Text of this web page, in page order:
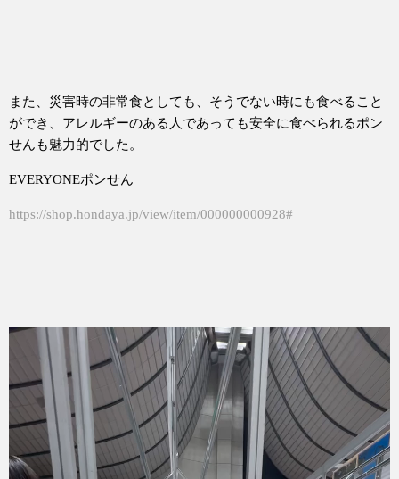
また、災害時の非常食としても、そうでない時にも食べること
ができ、アレルギーのある人であっても安全に食べられるポン
せんも魅力的でした。
EVERYONEポンせん
https://shop.hondaya.jp/view/item/000000000928#